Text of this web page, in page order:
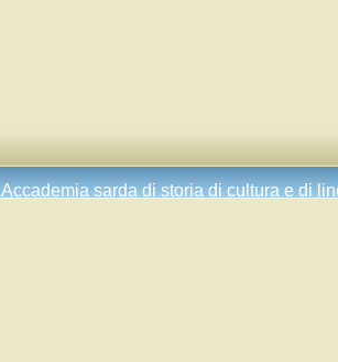
Accademia sarda di storia di cultura e di